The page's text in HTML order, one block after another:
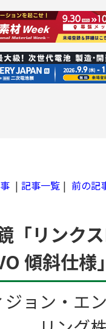
一括見積り
工場検索
| 記事一覧 | 前の記
「リンク
傾斜仕様」
ジョン・エ